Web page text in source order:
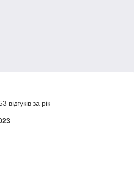
відгуків за рік